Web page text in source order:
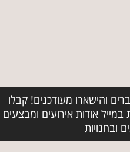
והישארו מעודכנים! קבלו
במייל אודות אירועים ומבצעים
ובחנויות